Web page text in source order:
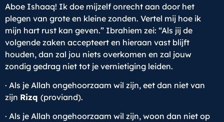
Aboe Ishaaq! Ik doe mijzelf onrecht aan door het
plegen van grote en kleine zonden. Vertel mij hoe ik
mijn hart rust kan geven.” Ibrahiem zei: “Als jij de
volgende zaken accepteert en hieraan vast blijft
houden, dan zal jou niets overkomen en zal jouw
zondig gedrag niet tot je vernietiging leiden.
· Als je Allah ongehoorzaam wil zijn, eet dan niet van
zijn Rizq (proviand).
· Als je Allah ongehoorzaam wil zijn, woon dan niet op